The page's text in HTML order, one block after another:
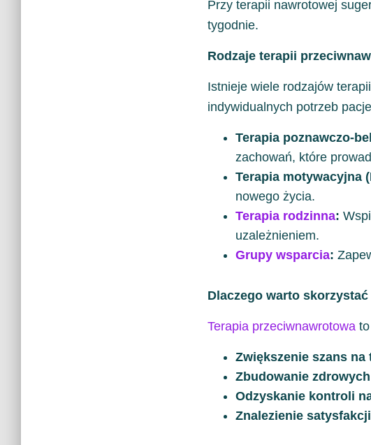
Przy terapii nawrotowej
tygodnie.
Rodzaje terapii
Istnieje wiele rodzajów
indywidualnych potrzeb
Terapia poznawczo-
zachowań, które
Terapia motywacyjna
nowego życia.
Terapia rodzinna:
uzależnieniem.
Grupy wsparcia:
Dlaczego warto
Terapia przeciwnawrotowa
Zwiększenie szans na
Zbudowanie
Odzyskanie kontroli
Znalezienie